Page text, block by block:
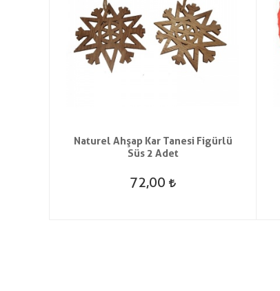
Naturel Ahşap Kar Tanesi Figürlü
Süs 2 Adet
72,00